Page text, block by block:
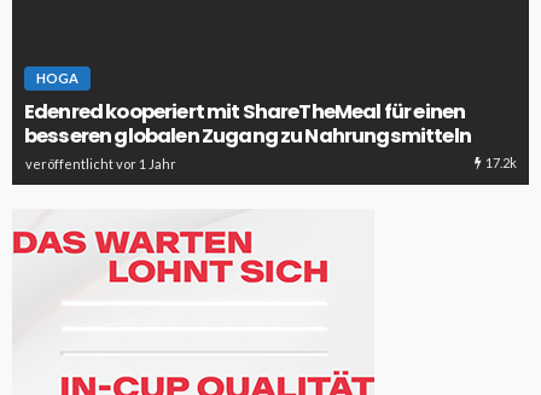
HOGA
Edenred kooperiert mit ShareTheMeal für einen
besseren globalen Zugang zu Nahrungsmitteln
veröffentlicht vor 1 Jahr 17.2k